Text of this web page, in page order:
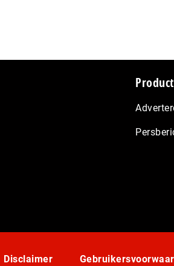
Disclaimer